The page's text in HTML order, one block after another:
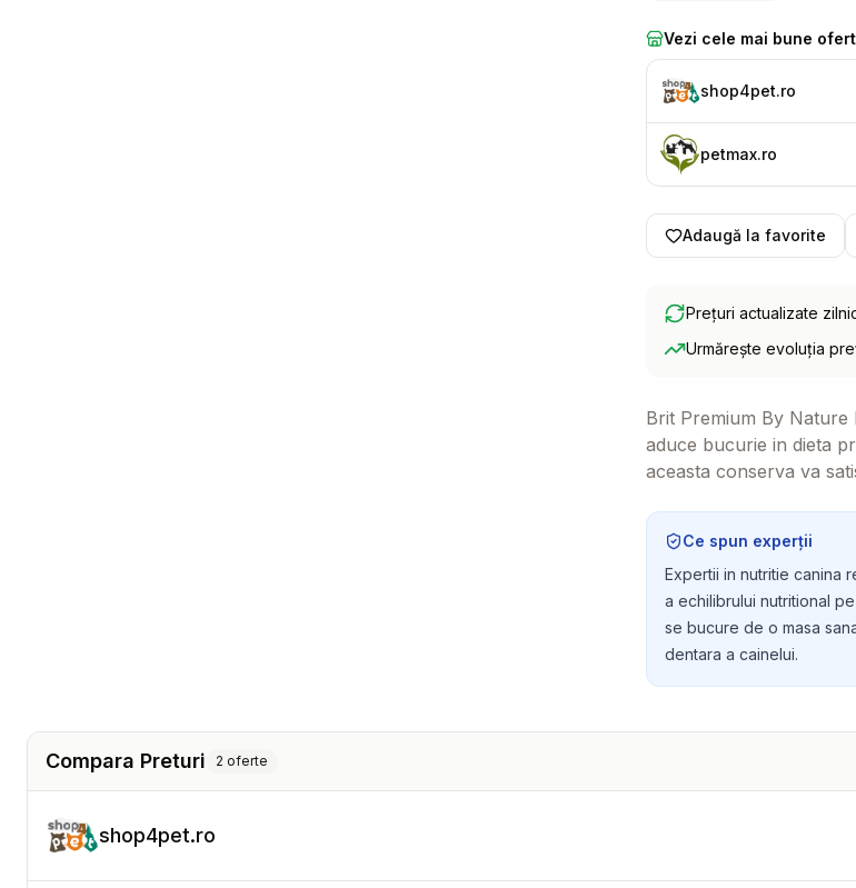
Vezi cele mai bune
shop4pet.ro
petmax.ro
Adaugă la favorite
Prețuri actualizate
Urmărește evoluția
Brit Premium By
aduce bucurie in dieta
aceasta conserva va
Ce spun experții
Expertii in nutritie canina
a echilibrului nutritional
se bucure de o masa
dentara a cainelui.
Compara Preturi 2 oferte
shop4pet.ro